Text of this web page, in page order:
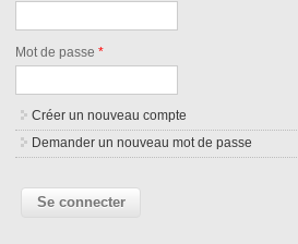
Mot de passe*
Créer un nouveau compte
Demander un nouveau mot de passe